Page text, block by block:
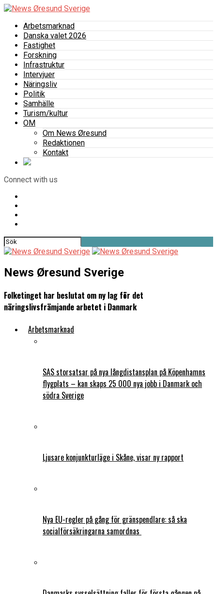
Arbetsmarknad
Danska valet 2026
Fastighet
Forskning
Infrastruktur
Intervjuer
Näringsliv
Politik
Samhälle
Turism/kultur
OM
Om News Øresund
Redaktionen
Kontakt
Connect with us
News Øresund Sverige
Folketinget har beslutat om ny lag för det
näringslivsfrämjande arbetet i Danmark
Arbetsmarknad
SAS storsatsar på nya långdistansplan på Köpenhamns
flygplats – kan skaps 25 000 nya jobb i Danmark och
södra Sverige
Ljusare konjunkturläge i Skåne, visar ny rapport
Nya EU-regler på gång för gränspendlare: så ska
socialförsäkringarna samordnas